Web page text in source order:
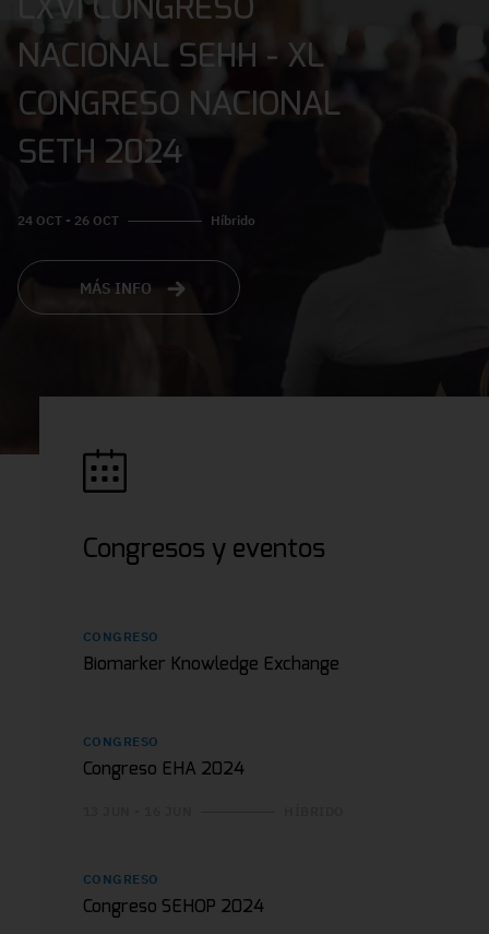
LXVI CONGRESO
NACIONAL SEHH - XL
CONGRESO NACIONAL
SETH 2024
24 OCT - 26 OCT Híbrido
MÁS INFO
Congresos y eventos
CONGRESO
Biomarker Knowledge Exchange
CONGRESO
Congreso EHA 2024
CONGRESO
Congreso SEHOP 2024